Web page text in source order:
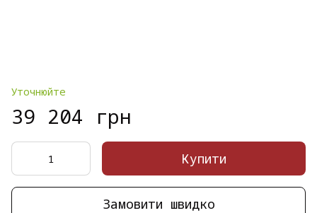
Уточнюйте
39 204 грн
Купити
Замовити швидко